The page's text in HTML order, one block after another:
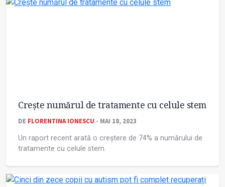
Crește numărul de tratamente cu celule stem
DE FLORENTINA IONESCU - MAI 18, 2023
Un raport recent arată o creștere de 74% a numărului de
tratamente cu celule stem.